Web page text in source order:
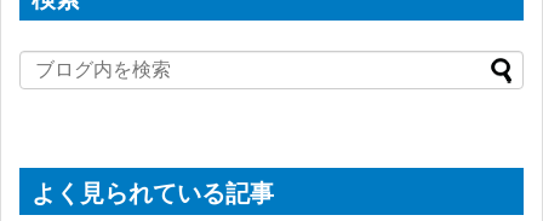
よく見られている記事